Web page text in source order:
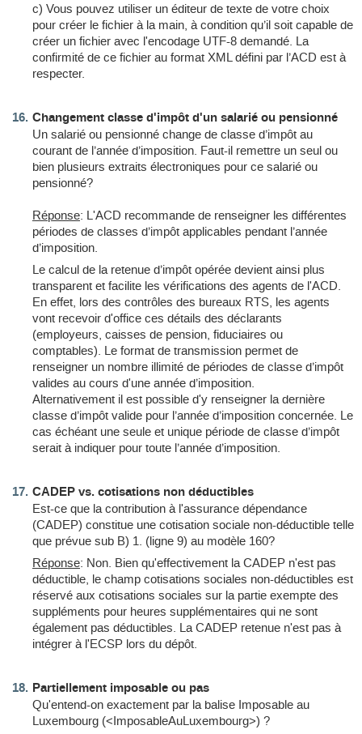
c) Vous pouvez utiliser un éditeur de texte de votre choix
pour créer le fichier à la main, à condition qu’il soit capable de
créer un fichier avec l'encodage UTF-8 demandé. La
confirmité de ce fichier au format XML défini par l’ACD est à
respecter.
Changement classe d'impôt d'un salarié ou pensionné
Un salarié ou pensionné change de classe d’impôt au
courant de l’année d’imposition. Faut-il remettre un seul ou
bien plusieurs extraits électroniques pour ce salarié ou
pensionné?
Réponse: L'ACD recommande de renseigner les différentes
périodes de classes d’impôt applicables pendant l’année
d’imposition.
Le calcul de la retenue d’impôt opérée devient ainsi plus
transparent et facilite les vérifications des agents de l'ACD.
En effet, lors des contrôles des bureaux RTS, les agents
vont recevoir d'office ces détails des déclarants
(employeurs, caisses de pension, fiduciaires ou
comptables). Le format de transmission permet de
renseigner un nombre illimité de périodes de classe d’impôt
valides au cours d'une année d’imposition.
Alternativement il est possible d'y renseigner la dernière
classe d’impôt valide pour l’année d’imposition concernée. Le
cas échéant une seule et unique période de classe d’impôt
serait à indiquer pour toute l’année d’imposition.
CADEP vs. cotisations non déductibles
Est-ce que la contribution à l'assurance dépendance
(CADEP) constitue une cotisation sociale non-déductible telle
que prévue sub B) 1. (ligne 9) au modèle 160?
Réponse: Non. Bien qu'effectivement la CADEP n'est pas
déductible, le champ cotisations sociales non-déductibles est
réservé aux cotisations sociales sur la partie exempte des
suppléments pour heures supplémentaires qui ne sont
également pas déductibles. La CADEP retenue n'est pas à
intégrer à l'ECSP lors du dépôt.
Partiellement imposable ou pas
Qu'entend-on exactement par la balise Imposable au
Luxembourg (<ImposableAuLuxembourg>) ?